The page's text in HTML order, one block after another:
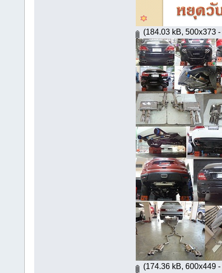
(184.03 kB, 500x373
(174.36 kB, 600x449